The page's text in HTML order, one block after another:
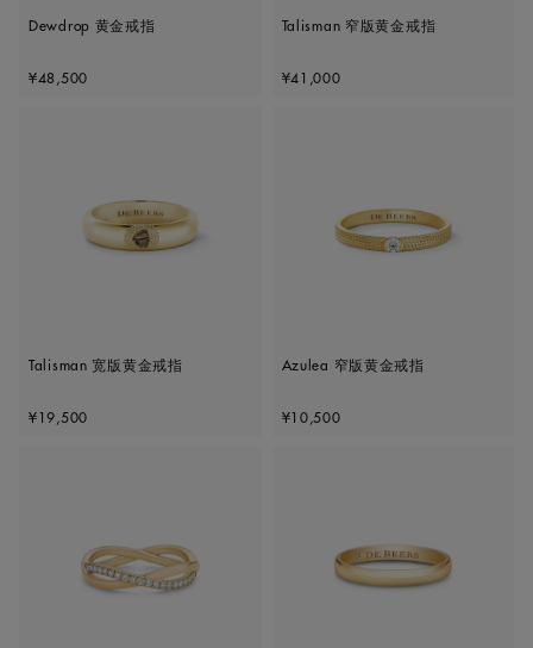
Dewdrop 黄金戒指
Original price
¥48,500
Talisman 窄版黄金戒指
Original price
¥41,000
Talisman 宽版黄金戒指
Original price
¥19,500
Azulea 窄版黄金戒指
Original price
¥10,500